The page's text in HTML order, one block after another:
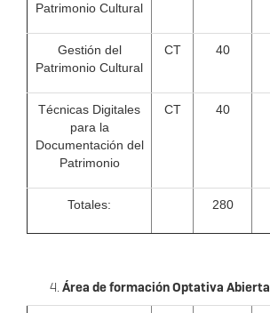
Patrimonio Cultural
Gestión del
Patrimonio Cultural
CT 40
Técnicas Digitales
para la
Documentación del
Patrimonio
CT 40
Totales: 280
Área de formación Optativa Abierta